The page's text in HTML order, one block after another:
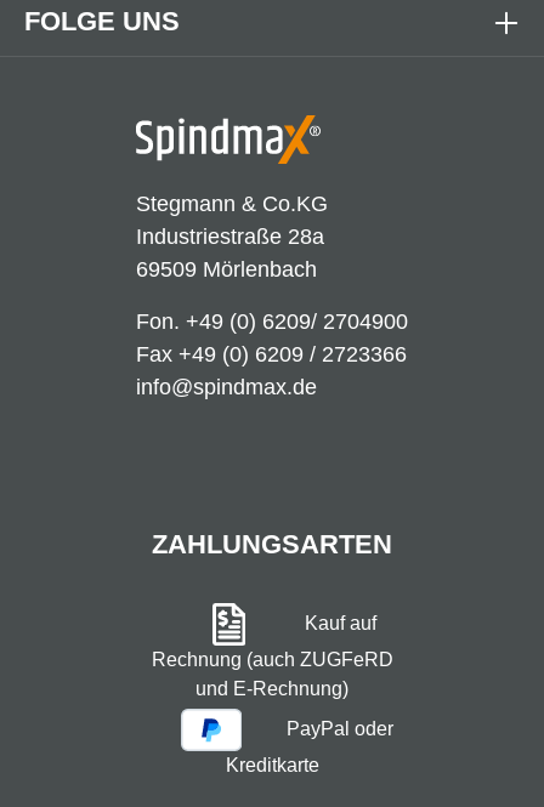
Stegmann & Co.KG
Industriestraße 28a
69509 Mörlenbach
Fon. +49 (0) 6209/ 2704900
Fax +49 (0) 6209 / 2723366
info@spindmax.de
FOLGE UNS
ZAHLUNGSARTEN
Kauf auf
Rechnung (auch ZUGFeRD
und E-Rechnung)
PayPal oder
Kreditkarte